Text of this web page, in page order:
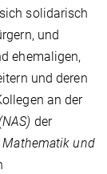
solidarisch
und
ehemaligen,
und deren
an der
der
und